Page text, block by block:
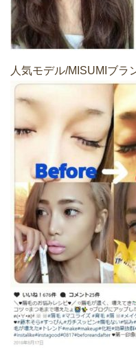
人気モデル/MISUMIブ